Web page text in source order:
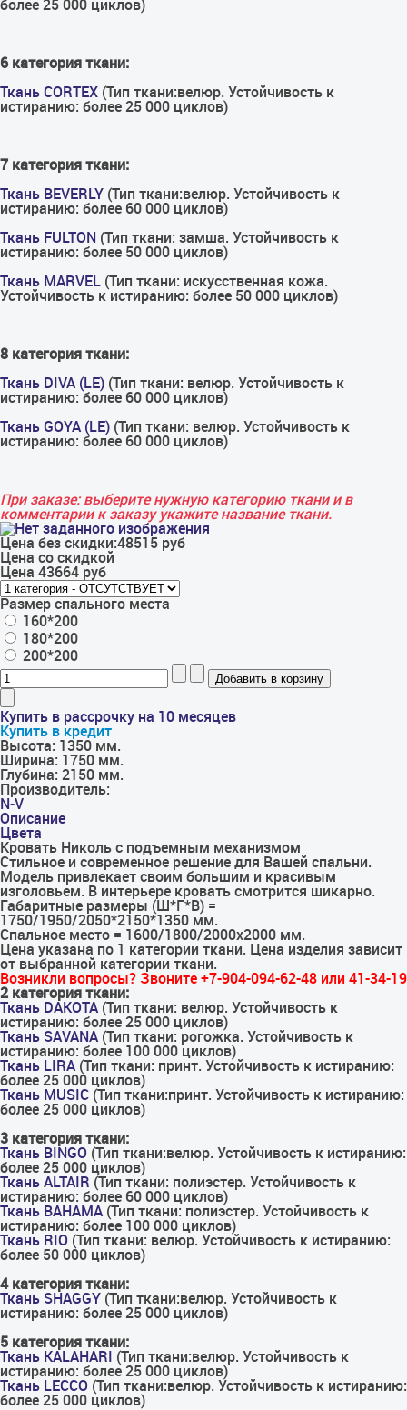
более 25 000 циклов)
6 категория ткани:
Ткань CORTEX (Тип ткани:велюр. Устойчивость к
истиранию: более 25 000 циклов)
7 категория ткани:
Ткань BEVERLY (Тип ткани:велюр. Устойчивость к
истиранию: более 60 000 циклов)
Ткань FULTON (Тип ткани: замша. Устойчивость к
истиранию: более 50 000 циклов)
Ткань MARVEL (Тип ткани: искусственная кожа.
Устойчивость к истиранию: более 50 000 циклов)
8 категория ткани:
Ткань DIVA (LE) (Тип ткани: велюр. Устойчивость к
истиранию: более 60 000 циклов)
Ткань GOYA (LE) (Тип ткани: велюр. Устойчивость к
истиранию: более 60 000 циклов)
При заказе: выберите нужную категорию ткани и в
комментарии к заказу укажите название ткани.
Цена без скидки:48515 руб
Цена со скидкой
Цена 43664 руб
Размер спального места
160*200
180*200
200*200
Купить в рассрочку на 10 месяцев
Купить в кредит
Высота: 1350 мм.
Ширина: 1750 мм.
Глубина: 2150 мм.
Производитель:
N-V
Описание
Цвета
Кровать Николь с подъемным механизмом
Стильное и современное решение для Вашей спальни.
Модель привлекает своим большим и красивым
изголовьем. В интерьере кровать смотрится шикарно.
Габаритные размеры (Ш*Г*В) =
1750/1950/2050*2150*1350 мм.
Спальное место = 1600/1800/2000х2000 мм.
Цена указана по 1 категории ткани. Цена изделия зависит
от выбранной категории ткани.
Возникли вопросы? Звоните +7-904-094-62-48 или 41-34-19
2 категория ткани:
Ткань DAKOTA (Тип ткани: велюр. Устойчивость к
истиранию: более 25 000 циклов)
Ткань SAVANA (Тип ткани: рогожка. Устойчивость к
истиранию: более 100 000 циклов)
Ткань LIRA (Тип ткани: принт. Устойчивость к истиранию:
более 25 000 циклов)
Ткань MUSIC (Тип ткани:принт. Устойчивость к истиранию:
более 25 000 циклов)
3 категория ткани:
Ткань BINGO (Тип ткани:велюр. Устойчивость к истиранию:
более 25 000 циклов)
Ткань ALTAIR (Тип ткани: полиэстер. Устойчивость к
истиранию: более 60 000 циклов)
Ткань BAHAMA (Тип ткани: полиэстер. Устойчивость к
истиранию: более 100 000 циклов)
Ткань RIO (Тип ткани: велюр. Устойчивость к истиранию:
более 50 000 циклов)
4 категория ткани:
Ткань SHAGGY (Тип ткани:велюр. Устойчивость к
истиранию: более 25 000 циклов)
5 категория ткани:
Ткань KALAHARI (Тип ткани:велюр. Устойчивость к
истиранию: более 25 000 циклов)
Ткань LECCO (Тип ткани:велюр. Устойчивость к истиранию:
более 25 000 циклов)